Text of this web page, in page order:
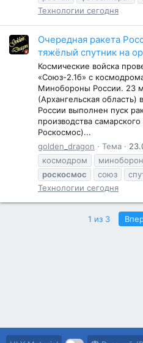
Технологии сегодня
Очередная ракета
тяжёлый спутник на
Космические войска
«Союз-2.1б» с
Минобороны России. 23
(Архангельская
России выполнен пуск
производства
Роскосмос)...
golden_dragon
Тема
космодром
роскосмос
союз
Технологии сегодня
1 из 3